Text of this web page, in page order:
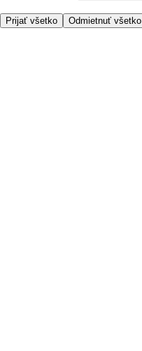
Prijať všetko Odmietnuť všetko